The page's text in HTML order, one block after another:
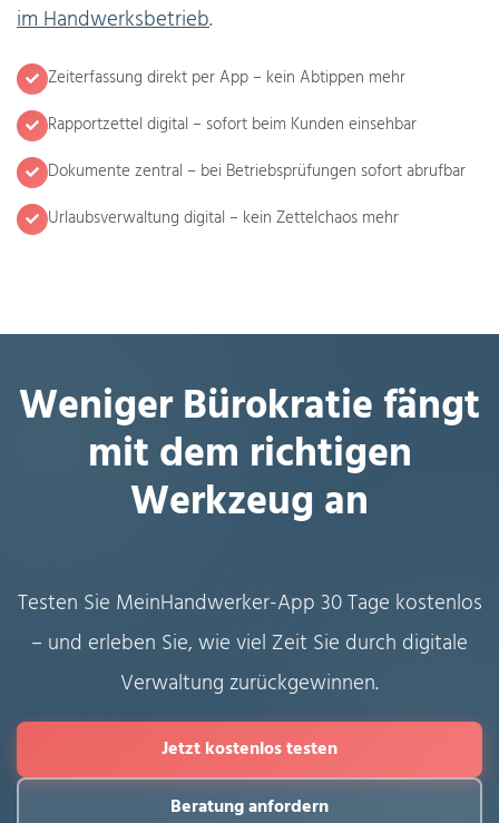
im Handwerksbetrieb.
Zeiterfassung direkt per App – kein Abtippen mehr
Rapportzettel digital – sofort beim Kunden einsehbar
Dokumente zentral – bei Betriebsprüfungen sofort abrufbar
Urlaubsverwaltung digital – kein Zettelchaos mehr
Weniger Bürokratie fängt
mit dem richtigen
Werkzeug an
Testen Sie MeinHandwerker-App 30 Tage kostenlos
– und erleben Sie, wie viel Zeit Sie durch digitale
Verwaltung zurückgewinnen.
Jetzt kostenlos testen
Beratung anfordern